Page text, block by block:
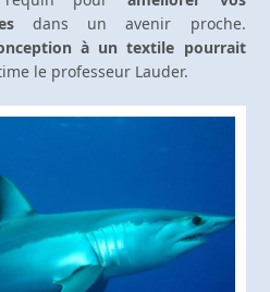
dans un avenir proche.
à un textile pourrait
le professeur Lauder.